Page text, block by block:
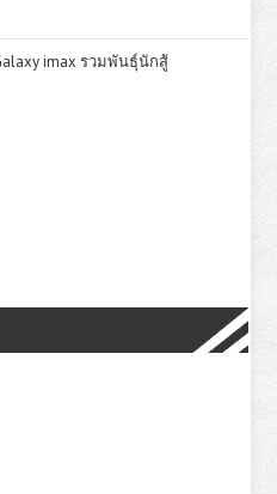
imax รวมพันธุ์นักสู้